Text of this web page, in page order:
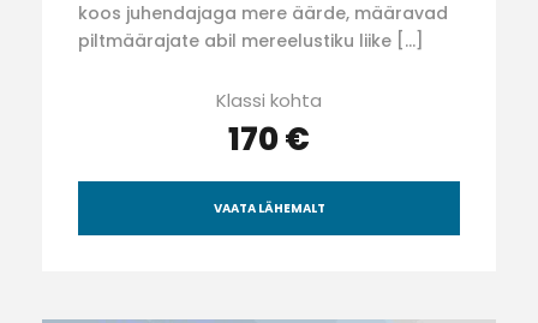
koos juhendajaga mere äärde, määravad
piltmäärajate abil mereelustiku liike […]
Klassi kohta
170 €
VAATA LÄHEMALT